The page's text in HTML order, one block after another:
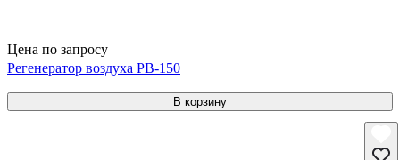
Цена по запросу
Регенератор воздуха РВ-150
В корзину